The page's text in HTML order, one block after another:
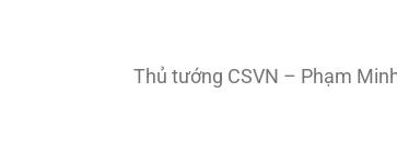
Thủ tướng CSVN – Phạm